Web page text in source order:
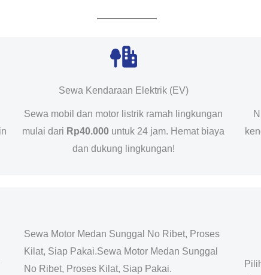
Sewa Kendaraan Elektrik (EV)
Sewa mobil dan motor listrik ramah lingkungan
mulai dari Rp40.000 untuk 24 jam. Hemat biaya
dan dukung lingkungan!
Sewa Motor Medan Sunggal No Ribet, Proses
Kilat, Siap Pakai.Sewa Motor Medan Sunggal
No Ribet, Proses Kilat, Siap Pakai.